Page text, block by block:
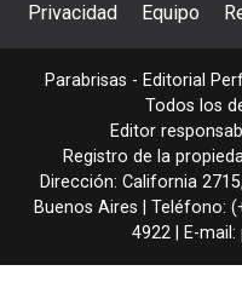
Privacidad Equipo
Parabrisas - Editorial
Todos los
Editor
Registro de la
Dirección: California 2715,
Buenos Aires | Teléfono:
4922 | E-mail: